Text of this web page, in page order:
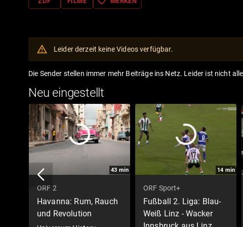
Leider derzeit keine Videos verfügbar.
Die Sender stellen immer mehr Beiträge ins Netz. Leider ist nicht
Neu eingestellt
43 min
ORF 2
Havanna: Rum, Rauch
und Revolution
14 min
ORF Sport+
Fußball 2. Liga: Blau-
Weiß Linz - Wacker